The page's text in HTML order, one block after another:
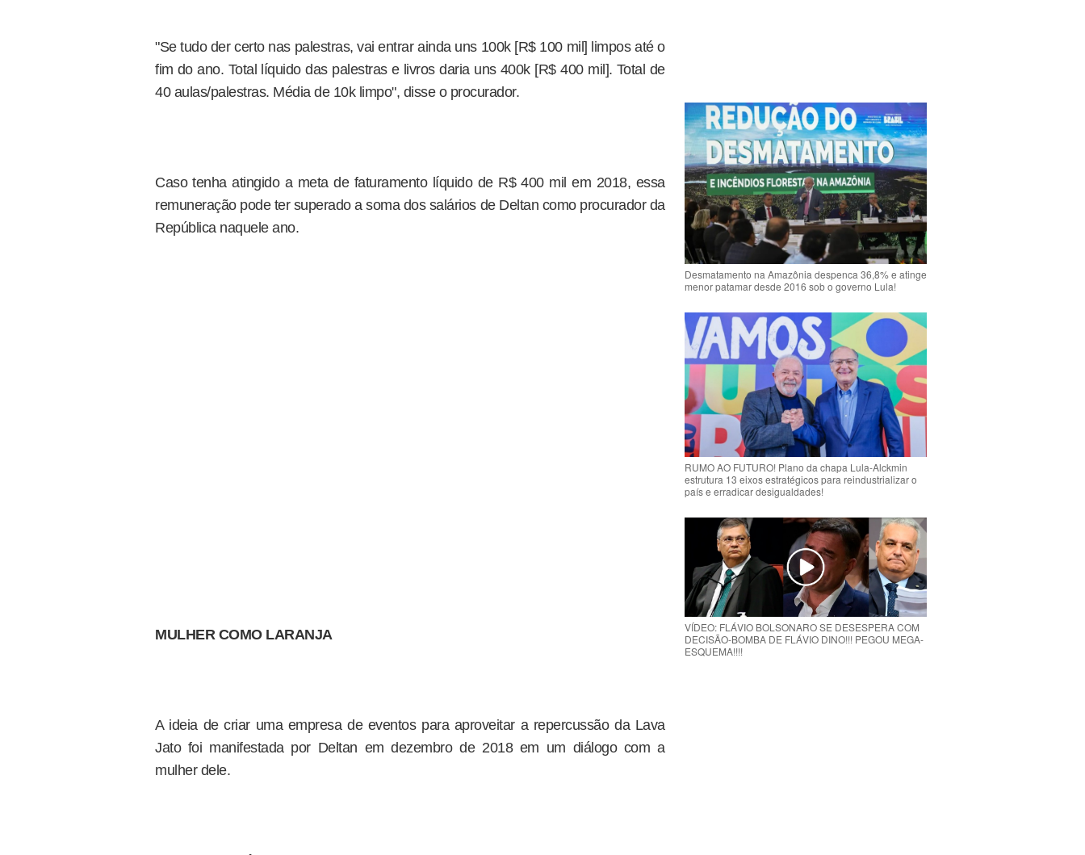
"Se tudo der certo nas palestras, vai entrar ainda uns 100k [R$ 100 mil] limpos até o
fim do ano. Total líquido das palestras e livros daria uns 400k [R$ 400 mil]. Total de
40 aulas/palestras. Média de 10k limpo", disse o procurador.
Caso tenha atingido a meta de faturamento líquido de R$ 400 mil em 2018, essa
remuneração pode ter superado a soma dos salários de Deltan como procurador da
República naquele ano.
MULHER COMO LARANJA
A ideia de criar uma empresa de eventos para aproveitar a repercussão da Lava
Jato foi manifestada por Deltan em dezembro de 2018 em um diálogo com a
mulher dele.
Desmatamento na Amazônia despenca 36,8% e atinge
menor patamar desde 2016 sob o governo Lula!
RUMO AO FUTURO! Plano da chapa Lula-Alckmin
estrutura 13 eixos estratégicos para reindustrializar o
país e erradicar desigualdades!
VÍDEO: FLÁVIO BOLSONARO SE DESESPERA COM
DECISÃO-BOMBA DE FLÁVIO DINO!!! PEGOU MEGA-
ESQUEMA!!!!